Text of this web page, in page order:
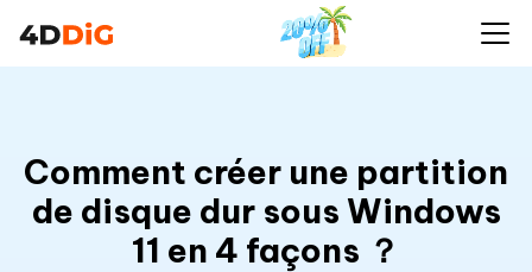
Comment créer une partition
de disque dur sous Windows
11 en 4 façons ？